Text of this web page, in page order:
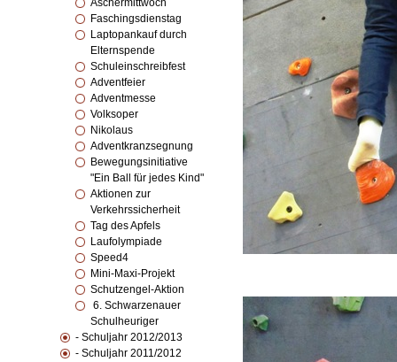
Aschermittwoch
Faschingsdienstag
Laptopankauf durch
Elternspende
Schuleinschreibfest
Adventfeier
Adventmesse
Volksoper
Nikolaus
Adventkranzsegnung
Bewegungsinitiative
"Ein Ball für jedes Kind"
Aktionen zur
Verkehrssicherheit
Tag des Apfels
Laufolympiade
Speed4
Mini-Maxi-Projekt
Schutzengel-Aktion
6. Schwarzenauer
Schulheuriger
- Schuljahr 2012/2013
- Schuljahr 2011/2012